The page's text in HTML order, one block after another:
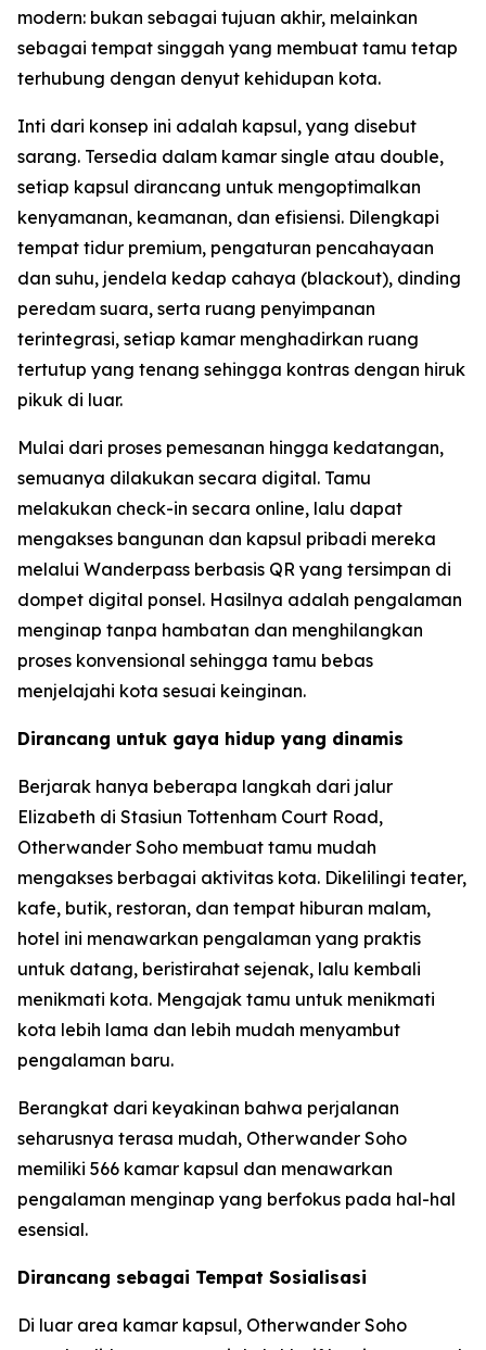
modern: bukan sebagai tujuan akhir, melainkan
sebagai tempat singgah yang membuat tamu tetap
terhubung dengan denyut kehidupan kota.
Inti dari konsep ini adalah kapsul, yang disebut
sarang. Tersedia dalam kamar single atau double,
setiap kapsul dirancang untuk mengoptimalkan
kenyamanan, keamanan, dan efisiensi. Dilengkapi
tempat tidur premium, pengaturan pencahayaan
dan suhu, jendela kedap cahaya (blackout), dinding
peredam suara, serta ruang penyimpanan
terintegrasi, setiap kamar menghadirkan ruang
tertutup yang tenang sehingga kontras dengan hiruk
pikuk di luar.
Mulai dari proses pemesanan hingga kedatangan,
semuanya dilakukan secara digital. Tamu
melakukan check-in secara online, lalu dapat
mengakses bangunan dan kapsul pribadi mereka
melalui Wanderpass berbasis QR yang tersimpan di
dompet digital ponsel. Hasilnya adalah pengalaman
menginap tanpa hambatan dan menghilangkan
proses konvensional sehingga tamu bebas
menjelajahi kota sesuai keinginan.
Dirancang untuk gaya hidup yang dinamis
Berjarak hanya beberapa langkah dari jalur
Elizabeth di Stasiun Tottenham Court Road,
Otherwander Soho membuat tamu mudah
mengakses berbagai aktivitas kota. Dikelilingi teater,
kafe, butik, restoran, dan tempat hiburan malam,
hotel ini menawarkan pengalaman yang praktis
untuk datang, beristirahat sejenak, lalu kembali
menikmati kota. Mengajak tamu untuk menikmati
kota lebih lama dan lebih mudah menyambut
pengalaman baru.
Berangkat dari keyakinan bahwa perjalanan
seharusnya terasa mudah, Otherwander Soho
memiliki 566 kamar kapsul dan menawarkan
pengalaman menginap yang berfokus pada hal-hal
esensial.
Dirancang sebagai Tempat Sosialisasi
Di luar area kamar kapsul, Otherwander Soho